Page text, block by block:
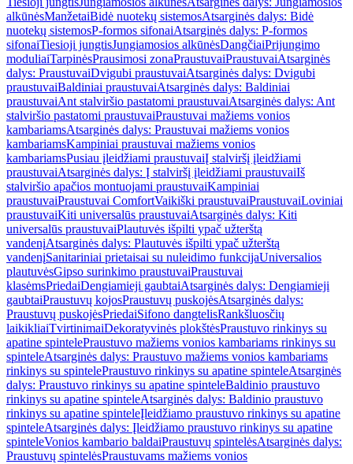
alkūnėsManžetaiBidė nuotekų sistemosAtsarginės dalys: Bidė
nuotekų sistemosP-formos sifonaiAtsarginės dalys: P-formos
sifonaiTiesioji jungtisJungiamosios alkūnėsDangčiaiPrijungimo
moduliaiTarpinėsPrausimosi zonaPraustuvaiPraustuvaiAtsarginės
dalys: PraustuvaiDvigubi praustuvaiAtsarginės dalys: Dvigubi
praustuvaiBaldiniai praustuvaiAtsarginės dalys: Baldiniai
praustuvaiAnt stalviršio pastatomi praustuvaiAtsarginės dalys: Ant
stalviršio pastatomi praustuvaiPraustuvai mažiems vonios
kambariamsAtsarginės dalys: Praustuvai mažiems vonios
kambariamsKampiniai praustuvai mažiems vonios
kambariamsPusiau įleidžiami praustuvaiĮ stalviršį įleidžiami
praustuvaiAtsarginės dalys: Į stalviršį įleidžiami praustuvaiIš
stalviršio apačios montuojami praustuvaiKampiniai
praustuvaiPraustuvai ComfortVaikiški praustuvaiPraustuvaiLoviniai
praustuvaiKiti universalūs praustuvaiAtsarginės dalys: Kiti
universalūs praustuvaiPlautuvės išpilti ypač užterštą
vandenįAtsarginės dalys: Plautuvės išpilti ypač užterštą
vandenįSanitariniai prietaisai su nuleidimo funkcijaUniversalios
plautuvėsGipso surinkimo praustuvaiPraustuvai
klasėmsPriedaiDengiamieji gaubtaiAtsarginės dalys: Dengiamieji
gaubtaiPraustuvų kojosPraustuvų puskojėsAtsarginės dalys:
Praustuvų puskojėsPriedaiSifono dangtelisRankšluosčių
laikikliaiTvirtinimaiDekoratyvinės plokštėsPraustuvo rinkinys su
apatine spintelePraustuvo mažiems vonios kambariams rinkinys su
spinteleAtsarginės dalys: Praustuvo mažiems vonios kambariams
rinkinys su spintelePraustuvo rinkinys su apatine spinteleAtsarginės
dalys: Praustuvo rinkinys su apatine spinteleBaldinio praustuvo
rinkinys su apatine spinteleAtsarginės dalys: Baldinio praustuvo
rinkinys su apatine spinteleĮleidžiamo praustuvo rinkinys su apatine
spinteleAtsarginės dalys: Įleidžiamo praustuvo rinkinys su apatine
spinteleVonios kambario baldaiPraustuvų spintelėsAtsarginės dalys:
Praustuvų spintelėsPraustuvams mažiems vonios